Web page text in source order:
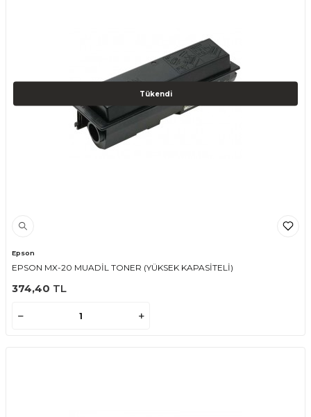
Tükendi
Epson
EPSON MX-20 MUADİL TONER (YÜKSEK KAPASİTELİ)
374,40 TL